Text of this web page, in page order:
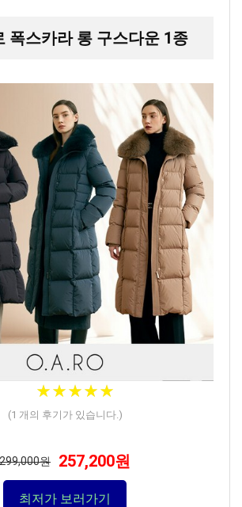
폭스카라 롱 구스다운 1종
★★★★★
★★★★★
(1 개의 후기가 있습니다.)
299,000원 257,200원
최저가 보러가기